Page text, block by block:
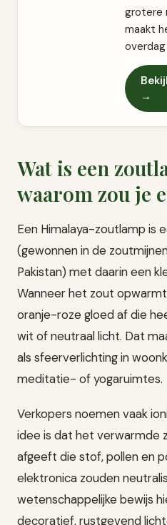
grotere
maakt
→
Wat is een
waarom zou je
Een Himalaya-zoutlamp is
(gewonnen in de
Pakistan) met daarin een
Wanneer het zout
oranje-roze gloed af die
wit of neutraal licht. Dat
als sfeerverlichting in
meditatie- of yogaruimtes.
Verkopers noemen vaak
idee is dat het verwarmde
afgeeft die stof, pollen en
elektronica zouden
wetenschappelijke bewijs
decoratief, rustgevend